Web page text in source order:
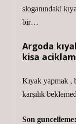
sloganındaki
bir…
Argoda
kisa
Kıyak yapmak ,
karşılık
Son guncelleme: